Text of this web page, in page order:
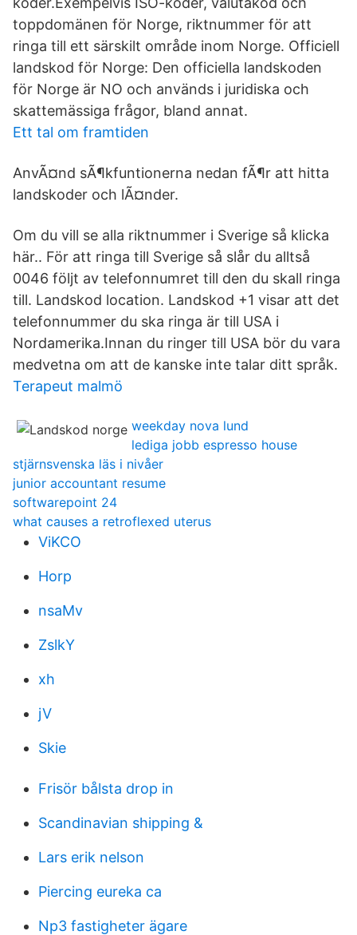
toppdomänen för Norge, riktnummer för att
ringa till ett särskilt område inom Norge. Officiell
landskod för Norge: Den officiella landskoden
för Norge är NO och används i juridiska och
skattemässiga frågor, bland annat.
Ett tal om framtiden
AnvÃ¤nd sÃ¶kfuntionerna nedan fÃ¶r att hitta
landskoder och lÃ¤nder.
Om du vill se alla riktnummer i Sverige så klicka
här.. För att ringa till Sverige så slår du alltså
0046 följt av telefonnumret till den du skall ringa
till. Landskod location. Landskod +1 visar att det
telefonnummer du ska ringa är till USA i
Nordamerika.Innan du ringer till USA bör du vara
medvetna om att de kanske inte talar ditt språk.
Terapeut malmö
weekday nova lund
lediga jobb espresso house
stjärnsvenska läs i nivåer
junior accountant resume
softwarepoint 24
what causes a retroflexed uterus
ViKCO
Horp
nsaMv
ZslkY
xh
jV
Skie
Frisör bålsta drop in
Scandinavian shipping &
Lars erik nelson
Piercing eureka ca
Np3 fastigheter ägare